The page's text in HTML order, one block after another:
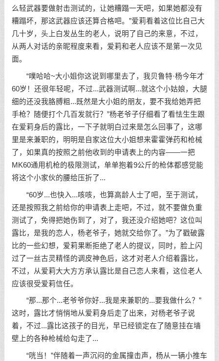
么轻武器要做射击测试的，让她糟蹋一天吧，如果她都没有
糟蹋坏，那这武器应该还算合格吧。”爱莉看着这位比自己大
几十岁，头上白发丛生的老人，说明了自己的来意，不过，
从两人对话的亲昵程度来看，爱莉和老人应该不是第一次见
面。
“噗哈哈~大小姐你这说到哪里去了，我贝鲁特·杨今年才
60岁！还很年轻呢，不过...武器测试啊...就这个小姑娘，大腿
细的还没我胳膊粗...既然是大小姐的朋友，要不我给她弄把
手枪？随便打个几百发就行？”杨老爷子仔细看了看怯生生跟
在爱莉身后的露比，一下子就明白过来是怎么回事了，这哪
里是来兼职的，明明是自家这位大小姐想来霍霍弹药和枪械
了，如果真的按照之前他收到的申请表上的内容——一把
MK60通用机枪的极限测试，单单抱着9公斤的枪体都感觉能
将这个小家伙的腰给压折了...
“60岁...也快入...咳咳，也算高龄人士了吧，至于测试，
还是按照我之前给你的申请表上走吧，不过，就不要做负重
测试了，免得把她伤到了，对了，我还没介绍她吧？这位叫
露比，是我的恋人，杨老爷子，她就交给你了。”为了戳破露
比的一些幻想，爱莉果断拒绝了老人的提议，同时，脸上闪
过了一丝古灵精怪的调皮神色后，这才对老人介绍着露比，
不过，从爱莉大大方方承认露比是自己恋人来看，这位老人
应该很受爱莉信任。
“那...那个...老爷爷你好...我是来兼职的...要我做什么？”
这时，露比才悄悄地从爱莉身后走了出来，对杨老爷子说
着，不过...露比这孩子的目光，早已经锁定在了随意挂在墙
壁上的各种枪械给勾走了...
“咣当！”伴随着一声沉闷的金属撞击声，杨从一辆小推车